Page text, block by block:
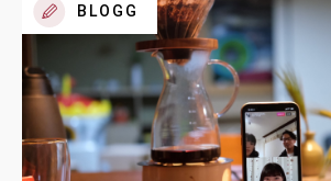
BLOGG